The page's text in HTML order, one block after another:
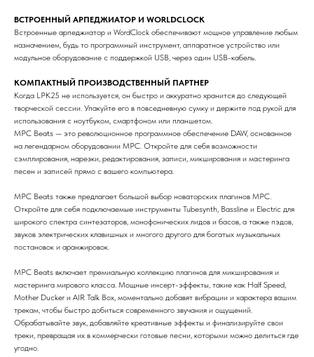
ВСТРОЕННЫЙ АРПЕДЖИАТОР И WORLDCLOCK
Встроенные арпеджиатор и WordClock обеспечивают мощное управление любым
назначением, будь то программный инструмент, аппаратное устройство или
модульное оборудование с поддержкой USB, через один USB-кабель.
КОМПАКТНЫЙ ПРОИЗВОДСТВЕННЫЙ ПАРТНЕР
Когда LPK25 не используется, он быстро и аккуратно хранится до следующей
творческой сессии. Упакуйте его в повседневную сумку и держите под рукой для
использования с ноутбуком, смартфоном или планшетом.
MPC Beats — это революционное программное обеспечение DAW, основанное
на легендарном оборудовании MPC. Откройте для себя возможности
сэмплирования, нарезки, редактирования, записи, микширования и мастеринга
песен и записей прямо с вашего компьютера.
MPC Beats также предлагает большой выбор новаторских плагинов MPC.
Откройте для себя подключаемые инструменты Tubesynth, Bassline и Electric для
широкого спектра синтезаторов, монофонических лидов и басов, а также пэдов,
звуков электрических клавишных и многого другого для богатых музыкальных
постановок и аранжировок.
MPC Beats включает премиальную коллекцию плагинов для микширования и
мастеринга мирового класса. Мощные инсерт-эффекты, такие как Half Speed,
Mother Ducker и AIR Talk Box, моментально добавят вибрации и характера вашим
трекам, чтобы быстро добиться современного звучания и ощущений.
Обрабатывайте звук, добавляйте креативные эффекты и финализируйте свои
треки, превращая их в коммерчески готовые песни, которыми можно делиться где
угодно.